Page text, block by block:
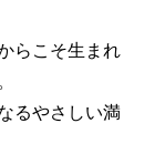
らこそ生まれ
るやさしい満